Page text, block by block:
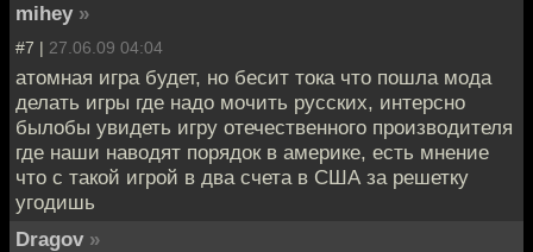
mihey »
#7 | 27.06.09 04:04
атомная игра будет, но бесит тока что пошла мода
делать игры где надо мочить русских, интерсно
былобы увидеть игру отечественного производителя
где наши наводят порядок в америке, есть мнение
что с такой игрой в два счета в США за решетку
угодишь
Dragov »